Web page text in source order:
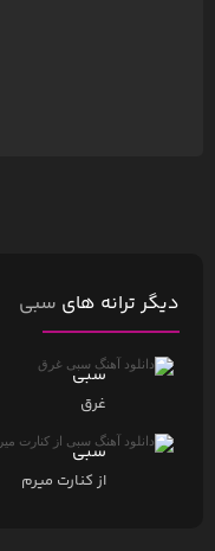
دیگر ترانه های سبی
سبی
غرق
سبی
از کنارت میرم